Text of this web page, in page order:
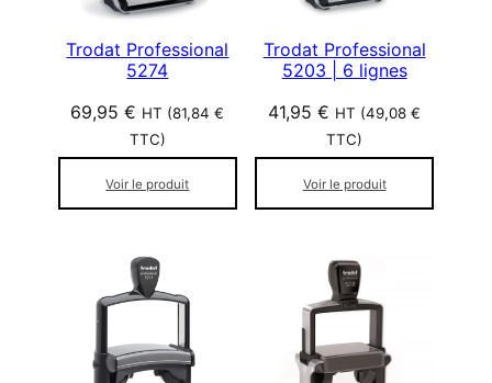
Trodat Professional
5274
69,95€ HT (81,84€
TTC)
Voir le produit
Trodat Professional
5203 | 6 lignes
41,95€ HT (49,08€
TTC)
Voir le produit